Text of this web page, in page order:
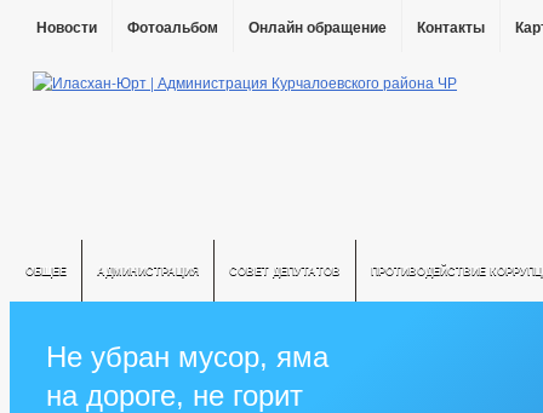
Новости Фотоальбом Онлайн обращение Контакты
ОБЩЕЕ АДМИНИСТРАЦИЯ СОВЕТ ДЕПУТАТОВ ПРОТИВОДЕЙСТВИЕ
Не убран мусор, яма
на дороге, не горит